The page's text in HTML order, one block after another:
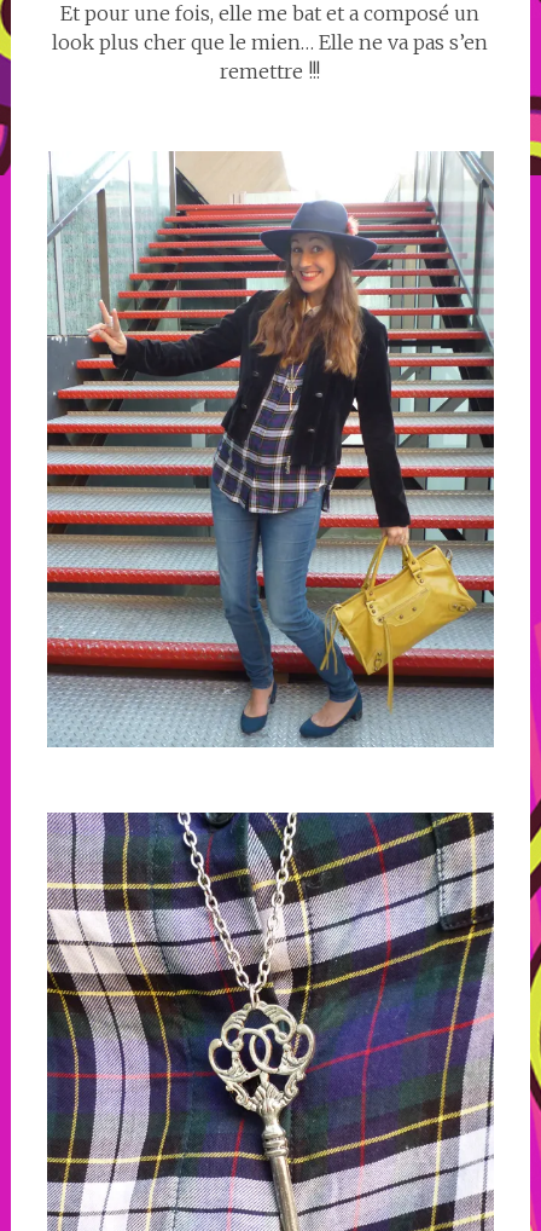
Et pour une fois, elle me bat et a composé un
look plus cher que le mien… Elle ne va pas s’en
remettre !!!